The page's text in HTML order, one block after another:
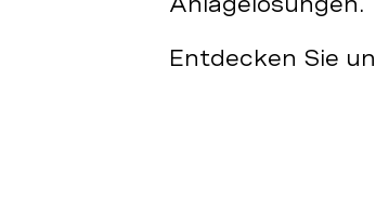
Entdecken Sie